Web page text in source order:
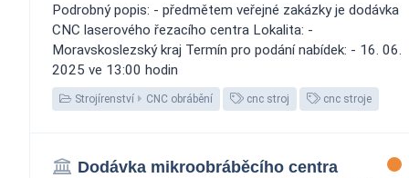
Podrobný popis: - předmětem veřejné zakázky je dodávka
CNC laserového řezacího centra Lokalita: -
Moravskoslezský kraj Termín pro podání nabídek: - 16. 06.
2025 ve 13:00 hodin
Strojírenství CNC obrábění cnc stroj cnc stroje
Dodávka mikroobráběcího centra